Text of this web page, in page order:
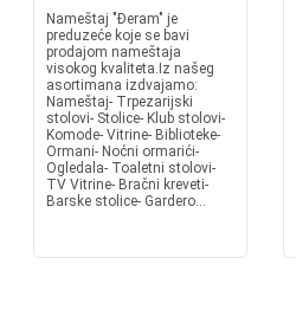
Nameštaj "Đeram" je
preduzeće koje se bavi
prodajom nameštaja
visokog kvaliteta.Iz našeg
asortimana izdvajamo:
Nameštaj- Trpezarijski
stolovi- Stolice- Klub stolovi-
Komode- Vitrine- Biblioteke-
Ormani- Noćni ormarići-
Ogledala- Toaletni stolovi-
TV Vitrine- Bračni kreveti-
Barske stolice- Gardero...